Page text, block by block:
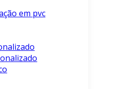
em pvc